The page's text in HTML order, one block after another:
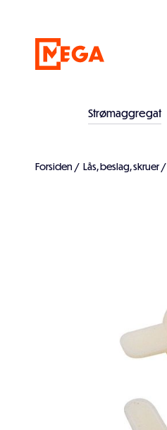
Strømaggregat
Forsiden / Lås, beslag, skruer /